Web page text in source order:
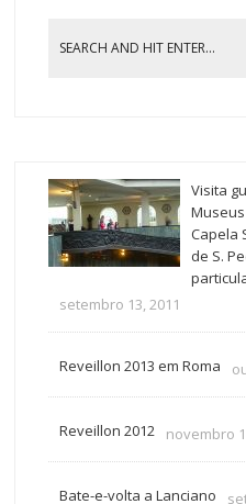
Visita
Capela
de S.
setembro 13, 2011
Reveillon 2013 em Roma
Reveillon 2012 novembro
Bate-e-volta a Lanciano